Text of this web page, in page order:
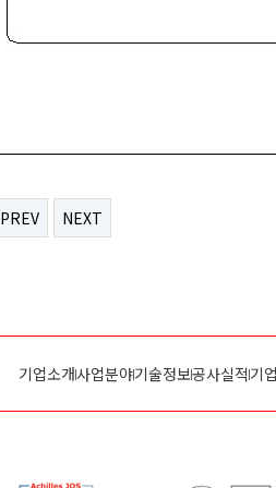
PREV NEXT
기업소개사업분야기술정보공사실적 기